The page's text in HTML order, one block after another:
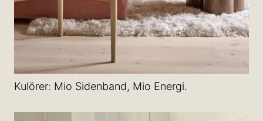
Kulörer: Mio Sidenband, Mio Energi.